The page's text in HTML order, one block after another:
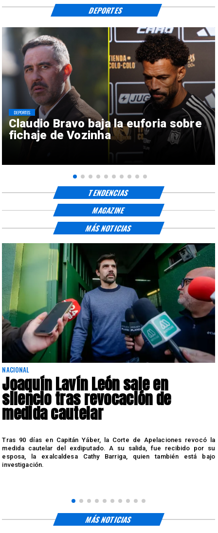
Claudio Bravo baja la euforia sobre
fichaje de Vozinha
DEPORTES
DEPORTES
TENDENCIAS
MAGAZINE
NACIONAL
Joaquín Lavín León sale en
silencio tras revocación de
medida cautelar
Tras 90 días en Capitán Yáber, la Corte de Apelaciones revocó la
medida cautelar del exdiputado. A su salida, fue recibido por su
esposa, la exalcaldesa Cathy Barriga, quien también está bajo
investigación.
MÁS NOTICIAS
MÁS NOTICIAS